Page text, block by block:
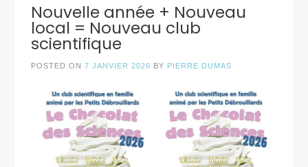
Nouvelle année + Nouveau
local = Nouveau club
scientifique
POSTED ON 7 JANVIER 2026 BY PIERRE DUMAS